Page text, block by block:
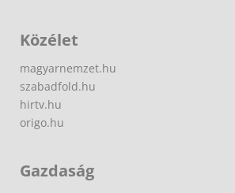
Közélet
magyarnemzet.hu
szabadfold.hu
hirtv.hu
origo.hu
Gazdaság